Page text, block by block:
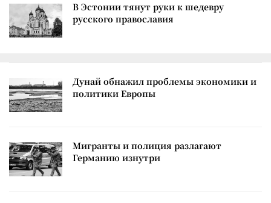
В Эстонии тянут руки к шедевру
русского православия
Дунай обнажил проблемы экономики и
политики Европы
Мигранты и полиция разлагают
Германию изнутри